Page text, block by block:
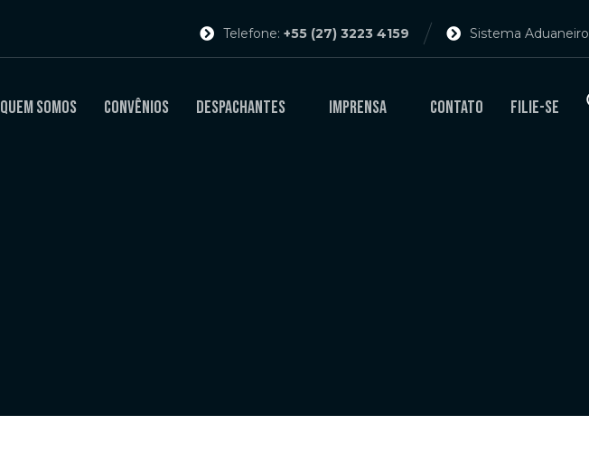
Sistema Aduaneiro
Telefone: +55 (27) 3223 4159
Quem Somos Convênios Despachantes Imprensa Contato Filie-se